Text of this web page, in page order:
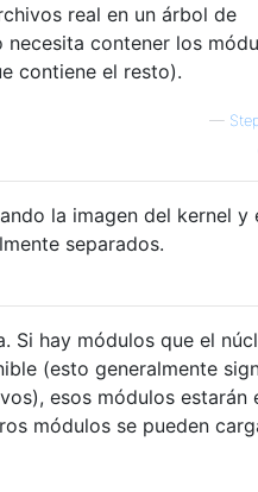
real en un árbol de
necesita contener los
contiene el resto).
—
la imagen del kernel y
separados.
Si hay módulos que el
(esto generalmente
esos módulos estarán
módulos se pueden